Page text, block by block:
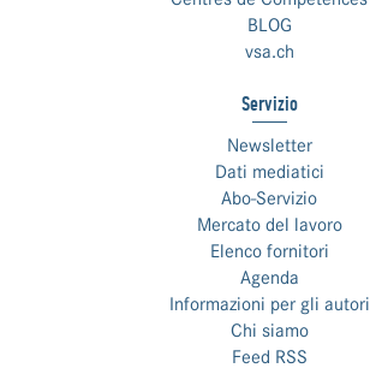
BLOG
vsa.ch
Servizio
Newsletter
Dati mediatici
Abo-Servizio
Mercato del lavoro
Elenco fornitori
Agenda
Informazioni per gli autori
Chi siamo
Feed RSS